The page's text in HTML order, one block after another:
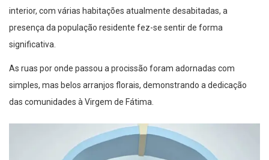
interior, com várias habitações atualmente desabitadas, a
presença da população residente fez-se sentir de forma
significativa.
As ruas por onde passou a procissão foram adornadas com
simples, mas belos arranjos florais, demonstrando a dedicação
das comunidades à Virgem de Fátima.